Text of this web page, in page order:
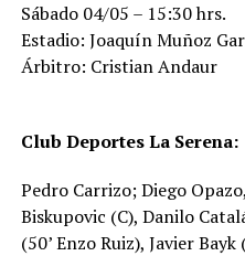
Sábado 04/05 – 15:30 hrs.
Estadio: Joaquín Muñoz
Árbitro: Cristian Andaur
Club Deportes La Serena:
Pedro Carrizo; Diego
Biskupovic (C), Danilo
(50’ Enzo Ruiz), Javier Bayk